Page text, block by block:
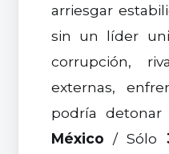
arriesgar
sin un líder
corrupción,
externas,
podría
México / Sólo